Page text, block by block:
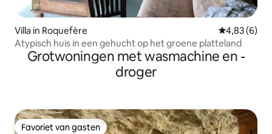
Villa in Roquefère Gemiddelde
4,83 (6)
Atypisch huis in een gehucht op het groene platteland
Grotwoningen met wasmachine en -
droger
Favoriet van gasten